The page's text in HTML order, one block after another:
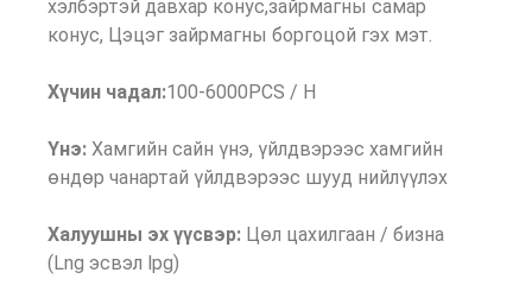
хэлбэртэй давхар конус,зайрмагны самар
конус, Цэцэг зайрмагны боргоцой гэх мэт.
Хүчин чадал:100-6000PCS / H
Үнэ: Хамгийн сайн үнэ, үйлдвэрээс хамгийн
өндөр чанартай үйлдвэрээс шууд нийлүүлэх
Халуушны эх үүсвэр: Цөл цахилгаан / бизна
(Lng эсвэл lpg)